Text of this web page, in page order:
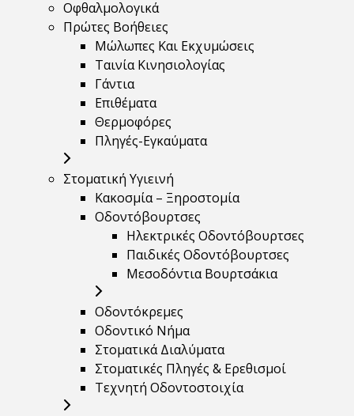
Οφθαλμολογικά
Πρώτες Βοήθειες
Μώλωπες Και Εκχυμώσεις
Ταινία Κινησιολογίας
Γάντια
Επιθέματα
Θερμοφόρες
Πληγές-Εγκαύματα
Στοματική Υγιεινή
Κακοσμία – Ξηροστομία
Οδοντόβουρτσες
Ηλεκτρικές Οδοντόβουρτσες
Παιδικές Οδοντόβουρτσες
Μεσοδόντια Βουρτσάκια
Οδοντόκρεμες
Οδοντικό Νήμα
Στοματικά Διαλύματα
Στοματικές Πληγές & Ερεθισμοί
Τεχνητή Οδοντοστοιχία